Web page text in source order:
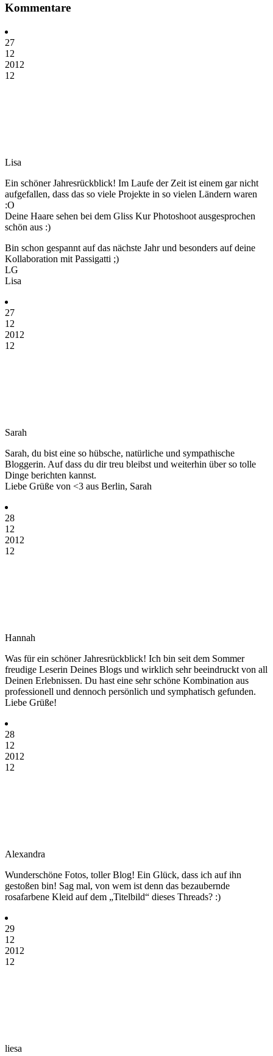
Kommentare
27
12
2012
12
Lisa
Ein schöner Jahresrückblick! Im Laufe der Zeit ist einem gar nicht
aufgefallen, dass das so viele Projekte in so vielen Ländern waren
:O
Deine Haare sehen bei dem Gliss Kur Photoshoot ausgesprochen
schön aus :)
Bin schon gespannt auf das nächste Jahr und besonders auf deine
Kollaboration mit Passigatti ;)
LG
Lisa
27
12
2012
12
Sarah
Sarah, du bist eine so hübsche, natürliche und sympathische
Bloggerin. Auf dass du dir treu bleibst und weiterhin über so tolle
Dinge berichten kannst.
Liebe Grüße von <3 aus Berlin, Sarah
28
12
2012
12
Hannah
Was für ein schöner Jahresrückblick! Ich bin seit dem Sommer
freudige Leserin Deines Blogs und wirklich sehr beeindruckt von all
Deinen Erlebnissen. Du hast eine sehr schöne Kombination aus
professionell und dennoch persönlich und symphatisch gefunden.
Liebe Grüße!
28
12
2012
12
Alexandra
Wunderschöne Fotos, toller Blog! Ein Glück, dass ich auf ihn
gestoßen bin! Sag mal, von wem ist denn das bezaubernde
rosafarbene Kleid auf dem „Titelbild“ dieses Threads? :)
29
12
2012
12
liesa